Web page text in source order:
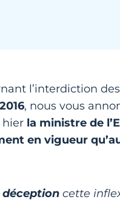
l’interdiction
, nous vous
hier la ministre de
en vigueur
déception cette